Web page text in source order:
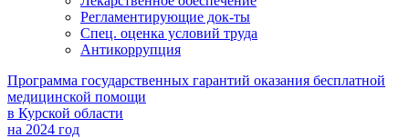
Регламентирующие док-ты
Спец. оценка условий труда
Антикоррупция
Программа государственных гарантий оказания бесплатной
медицинской помощи
в Курской области
на 2024 год